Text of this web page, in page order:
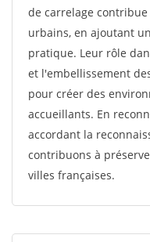
de carrelage
urbains, en ajoutant
pratique. Leur rôle
et l'embellissement
pour créer des
accueillants. En
accordant la
contribuons à
villes françaises.